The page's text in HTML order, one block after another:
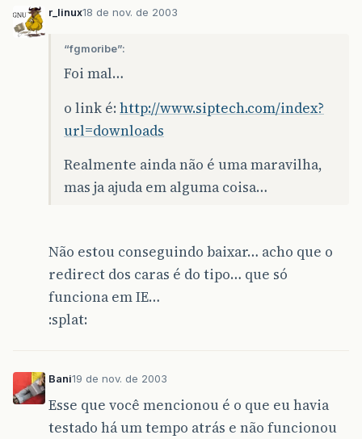
r_linux18 de nov. de 2003
“fgmoribe”:
Foi mal…
o link é: http://www.siptech.com/index?
url=downloads
Realmente ainda não é uma maravilha,
mas ja ajuda em alguma coisa…
Não estou conseguindo baixar… acho que o
redirect dos caras é do tipo… que só
funciona em IE…
:splat:
Bani19 de nov. de 2003
Esse que você mencionou é o que eu havia
testado há um tempo atrás e não funcionou